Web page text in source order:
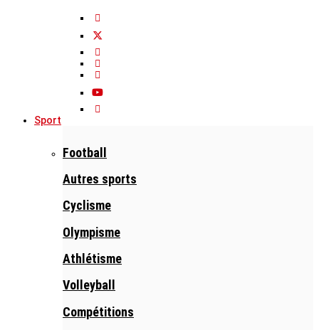
Sport
Football
Autres sports
Cyclisme
Olympisme
Athlétisme
Volleyball
Compétitions